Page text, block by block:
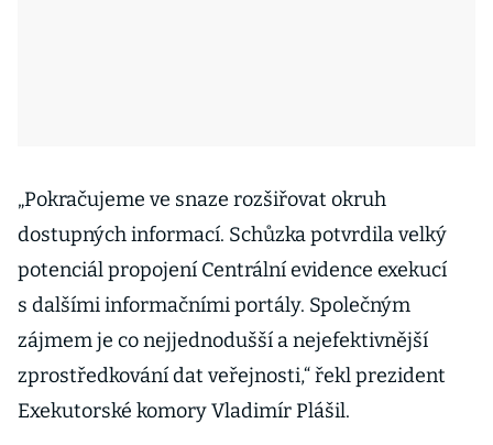
„Pokračujeme ve snaze rozšiřovat okruh
dostupných informací. Schůzka potvrdila velký
potenciál propojení Centrální evidence exekucí
s dalšími informačními portály. Společným
zájmem je co nejjednodušší a nejefektivnější
zprostředkování dat veřejnosti,“ řekl prezident
Exekutorské komory Vladimír Plášil.